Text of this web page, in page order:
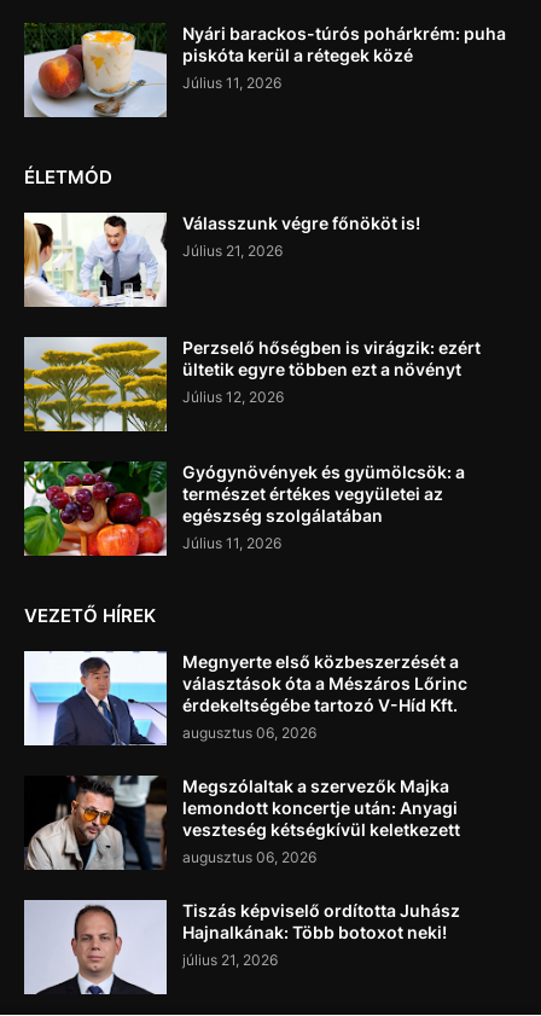
Nyári barackos-túrós pohárkrém: puha
piskóta kerül a rétegek közé
Július 11, 2026
ÉLETMÓD
Válasszunk végre főnököt is!
Július 21, 2026
Perzselő hőségben is virágzik: ezért
ültetik egyre többen ezt a növényt
Július 12, 2026
Gyógynövények és gyümölcsök: a
természet értékes vegyületei az
egészség szolgálatában
Július 11, 2026
VEZETŐ HÍREK
Megnyerte első közbeszerzését a
választások óta a Mészáros Lőrinc
érdekeltségébe tartozó V-Híd Kft.
augusztus 06, 2026
Megszólaltak a szervezők Majka
lemondott koncertje után: Anyagi
veszteség kétségkívül keletkezett
augusztus 06, 2026
Tiszás képviselő ordította Juhász
Hajnalkának: Több botoxot neki!
július 21, 2026